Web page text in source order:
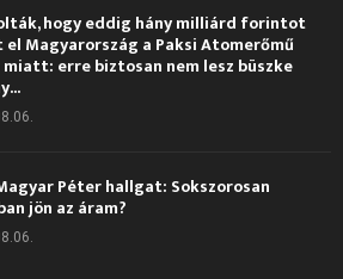
hogy eddig hány milliárd forintot
Magyarország a Paksi Atomerőmű
erre biztosan nem lesz büszke
Péter hallgat: Sokszorosan
jön az áram?